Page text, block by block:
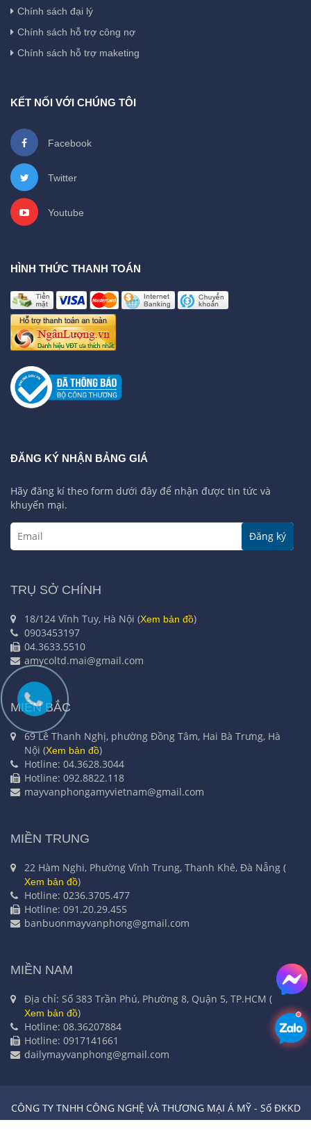
Chính sách đại lý
Chính sách hỗ trợ công nợ
Chính sách hỗ trợ maketing
KẾT NỐI VỚI CHÚNG TÔI
Facebook
Twitter
Youtube
HÌNH THỨC THANH TOÁN
ĐĂNG KÝ NHẬN BẢNG GIÁ
Hãy đăng kí theo form dưới đây để nhận được tin tức và
khuyến mại.
Đăng ký
TRỤ SỞ CHÍNH
18/124 Vĩnh Tuy, Hà Nội (Xem bản đồ)
0903453197
04.3633.5510
amycoltd.mai@gmail.com
MIỀN BẮC
69 Lê Thanh Nghị, phường Đồng Tâm, Hai Bà Trưng, Hà
Nội (Xem bản đồ)
Hotline: 04.3628.3044
Hotline: 092.8822.118
mayvanphongamyvietnam@gmail.com
MIỀN TRUNG
22 Hàm Nghi, Phường Vĩnh Trung, Thanh Khê, Đà Nẵng (
Xem bản đồ)
Hotline: 0236.3705.477
Hotline: 091.20.29.455
banbuonmayvanphong@gmail.com
MIỀN NAM
Địa chỉ: Số 383 Trần Phú, Phường 8, Quận 5, TP.HCM (
Xem bản đồ)
Hotline: 08.36207884
Hotline: 0917141661
dailymayvanphong@gmail.com
CÔNG TY TNHH CÔNG NGHỆ VÀ THƯƠNG MẠI Á MỸ - Số ĐKKD